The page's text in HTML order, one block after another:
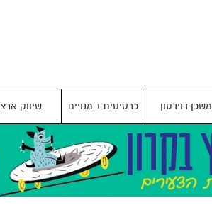
משכן דוידסון כרטיסים + מנויים שיווק